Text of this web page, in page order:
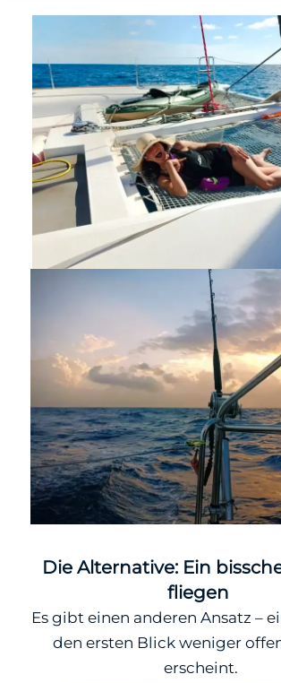
Die Alternative: Ein
fliegen
Es gibt einen anderen Ansatz –
den ersten Blick weniger
erscheint.